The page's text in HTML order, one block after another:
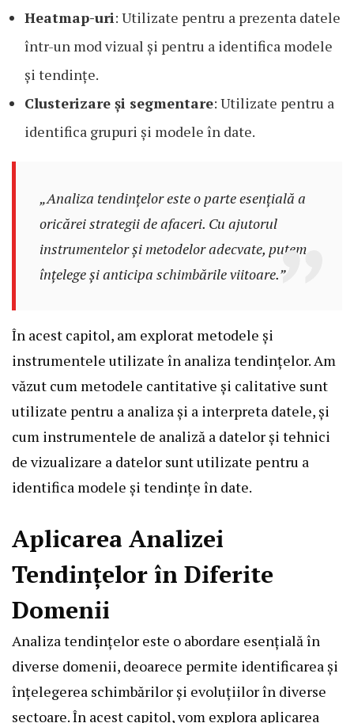
Heatmap-uri: Utilizate pentru a prezenta datele
într-un mod vizual și pentru a identifica modele
și tendințe.
Clusterizare și segmentare: Utilizate pentru a
identifica grupuri și modele în date.
„Analiza tendințelor este o parte esențială a
oricărei strategii de afaceri. Cu ajutorul
instrumentelor și metodelor adecvate, putem
înțelege și anticipa schimbările viitoare.”
În acest capitol, am explorat metodele și
instrumentele utilizate în analiza tendințelor. Am
văzut cum metodele cantitative și calitative sunt
utilizate pentru a analiza și a interpreta datele, și
cum instrumentele de analiză a datelor și tehnici
de vizualizare a datelor sunt utilizate pentru a
identifica modele și tendințe în date.
Aplicarea Analizei
Tendințelor în Diferite
Domenii
Analiza tendințelor este o abordare esențială în
diverse domenii, deoarece permite identificarea și
înțelegerea schimbărilor și evoluțiilor în diverse
sectoare. În acest capitol, vom explora aplicarea